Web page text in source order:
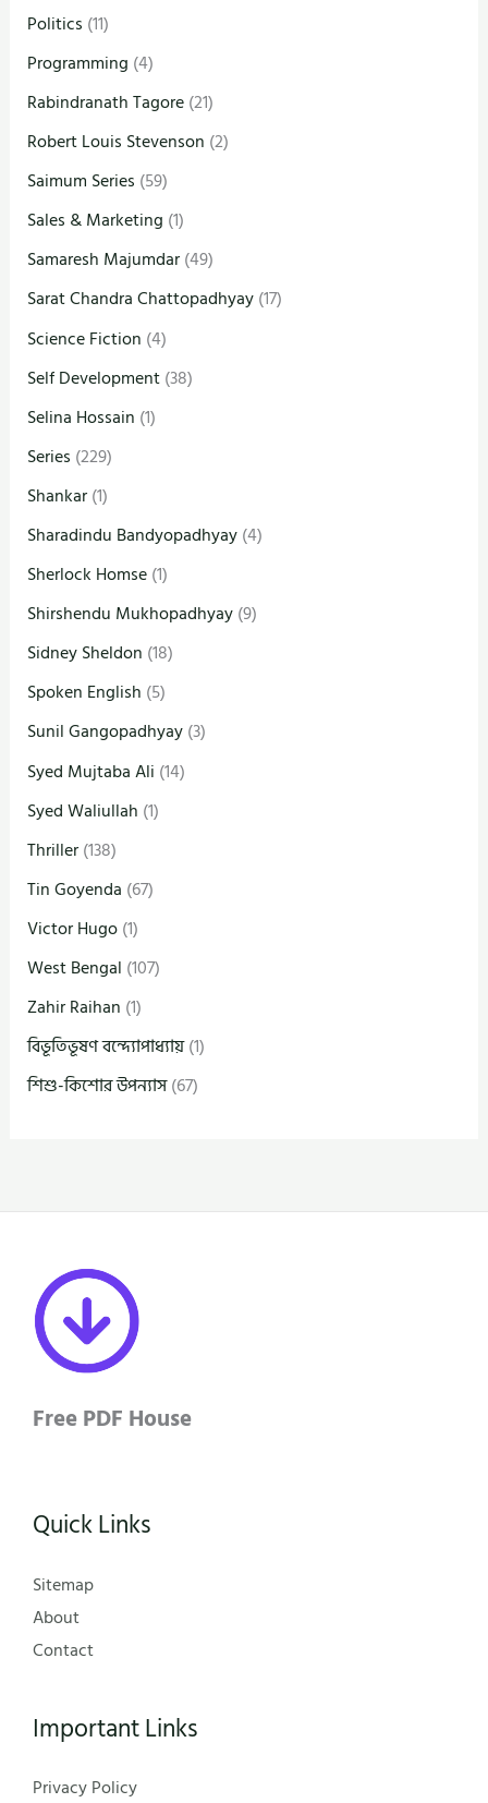
Politics (11)
Programming (4)
Rabindranath Tagore(21)
Robert Louis Stevenson (2)
Saimum Series (59)
Sales & Marketing (1)
Samaresh Majumdar(49)
Sarat Chandra Chattopadhyay(17)
Science Fiction (4)
Self Development(38)
Selina Hossain (1)
Series (229)
Shankar(1)
Sharadindu Bandyopadhyay(4)
Sherlock Homse(1)
Shirshendu Mukhopadhyay(9)
Sidney Sheldon (18)
Spoken English (5)
Sunil Gangopadhyay(3)
Syed Mujtaba Ali (14)
Syed Waliullah (1)
Thriller(138)
Tin Goyenda (67)
Victor Hugo(1)
West Bengal (107)
Zahir Raihan (1)
বিভূতিভূষণ বন্দ্যোপাধ্যায়(1)
শিশু-কিশোর উপন্যাস(67)
Free PDF House
Quick Links
Sitemap
About
Contact
Important Links
Privacy Policy